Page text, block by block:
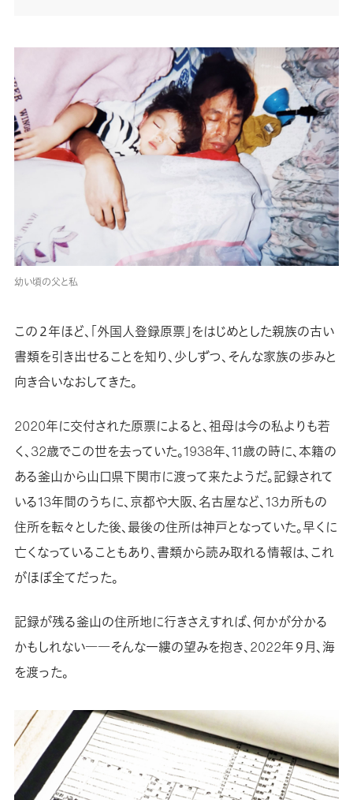
幼い頃の父と私
この２年ほど、「外国人登録原票」をはじめとした親族の古い
書類を引き出せることを知り、少しずつ、そんな家族の歩みと
向き合いなおしてきた。
2020年に交付された原票によると、祖母は今の私よりも若
く、32歳でこの世を去っていた。1938年、11歳の時に、本籍の
ある釜山から山口県下関市に渡って来たようだ。記録されて
いる13年間のうちに、京都や大阪、名古屋など、13カ所もの
住所を転々とした後、最後の住所は神戸となっていた。早くに
亡くなっていることもあり、書類から読み取れる情報は、これ
がほぼ全てだった。
記録が残る釜山の住所地に行きさえすれば、何かが分かる
かもしれない――そんな一縷の望みを抱き、2022年９月、海
を渡った。